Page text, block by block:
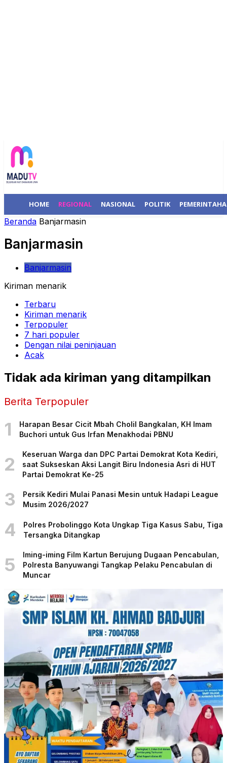
HOME REGIONAL NASIONAL POLITIK
Beranda Banjarmasin
Banjarmasin
Banjarmasin
Kiriman menarik
Terbaru
Kiriman menarik
Terpopuler
7 hari populer
Dengan nilai peninjauan
Acak
Tidak ada kiriman yang ditampilkan
Berita Terpopuler
1
Harapan Besar Cicit Mbah Cholil Bangkalan, KH Imam
Buchori untuk Gus Irfan Menakhodai PBNU
2
Keseruan Warga dan DPC Partai Demokrat Kota Kediri,
saat Sukseskan Aksi Langit Biru Indonesia Asri di HUT
Partai Demokrat Ke-25
3
Persik Kediri Mulai Panasi Mesin untuk Hadapi League
Musim 2026/2027
4
Polres Probolinggo Kota Ungkap Tiga Kasus Sabu, Tiga
Tersangka Ditangkap
5
Iming-iming Film Kartun Berujung Dugaan Pencabulan,
Polresta Banyuwangi Tangkap Pelaku Pencabulan di
Muncar